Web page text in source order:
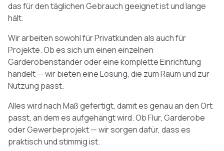
das für den täglichen Gebrauch geeignet ist und lange
hält.
Wir arbeiten sowohl für Privatkunden als auch für
Projekte. Ob es sich um einen einzelnen
Garderobenständer oder eine komplette Einrichtung
handelt — wir bieten eine Lösung, die zum Raum und zur
Nutzung passt.
Alles wird nach Maß gefertigt, damit es genau an den Ort
passt, an dem es aufgehängt wird. Ob Flur, Garderobe
oder Gewerbeprojekt — wir sorgen dafür, dass es
praktisch und stimmig ist.